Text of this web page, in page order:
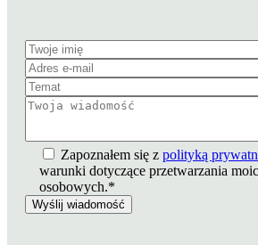
Zapoznałem się z polityką
warunki dotyczące przetwarzania
osobowych.*